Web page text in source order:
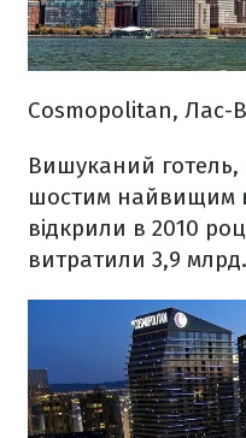
Cosmopolitan, Лас-
Вишуканий готель,
шостим найвищим
відкрили в 2010
витратили 3,9